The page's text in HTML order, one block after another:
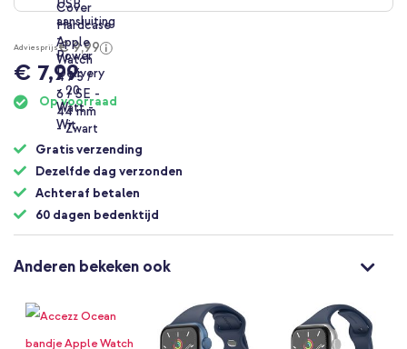
Adviesprijs€ 9,99
€ 7,99
Op voorraad
Gratis verzending
Dezelfde dag verzonden
Achteraf betalen
60 dagen bedenktijd
Anderen bekeken ook